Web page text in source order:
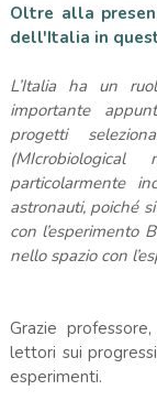
Oltre alla
dell'Italia in
L’Italia ha un
importante
progetti
particolarmente
astronauti, poiché
con l’esperimento
nello spazio con
Grazie
lettori sui
esperimenti.